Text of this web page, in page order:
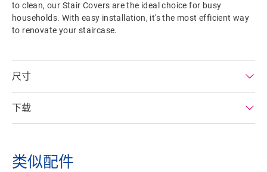
to clean, our Stair Covers are the ideal choice for busy
households. With easy installation, it's the most efficient way
to renovate your staircase.
尺寸
下载
类似配件